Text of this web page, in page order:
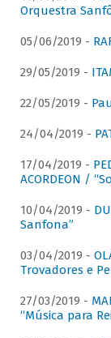
Orquestra
05/06/2019 -
29/05/2019 -
22/05/2019 -
24/04/2019 -
17/04/2019 -
ACORDEON /
10/04/2019 -
Sanfona”
03/04/2019 -
Trovadores e
27/03/2019 -
“Música para